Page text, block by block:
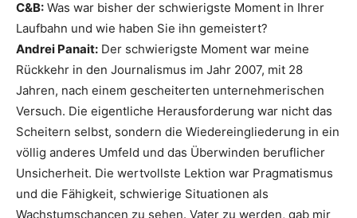
C&B: Was war bisher der schwierigste Moment in Ihrer
Laufbahn und wie haben Sie ihn gemeistert?
Andrei Panait: Der schwierigste Moment war meine
Rückkehr in den Journalismus im Jahr 2007, mit 28
Jahren, nach einem gescheiterten unternehmerischen
Versuch. Die eigentliche Herausforderung war nicht das
Scheitern selbst, sondern die Wiedereingliederung in ein
völlig anderes Umfeld und das Überwinden beruflicher
Unsicherheit. Die wertvollste Lektion war Pragmatismus
und die Fähigkeit, schwierige Situationen als
Wachstumschancen zu sehen. Vater zu werden, gab mir